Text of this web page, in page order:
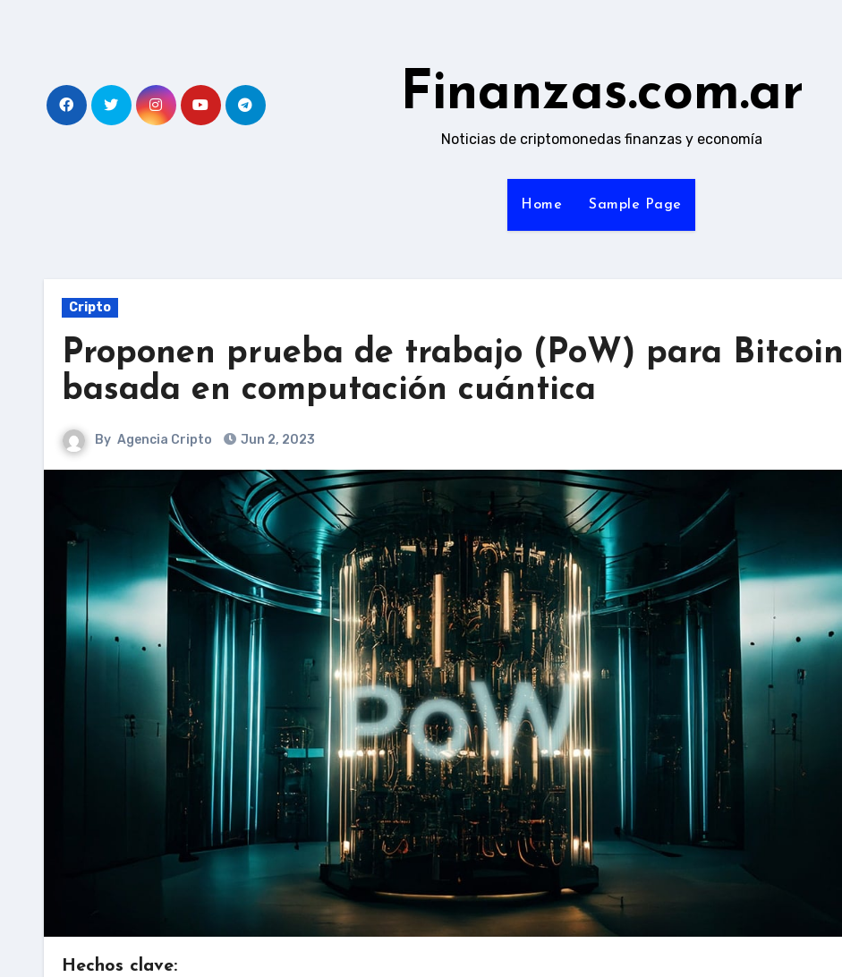
Finanzas.com.ar
Noticias de criptomonedas finanzas y economía
Home Sample Page
Cripto
Proponen prueba de trabajo (PoW) para Bitcoin
basada en computación cuántica
By Agencia Cripto Jun 2, 2023
Hechos clave: